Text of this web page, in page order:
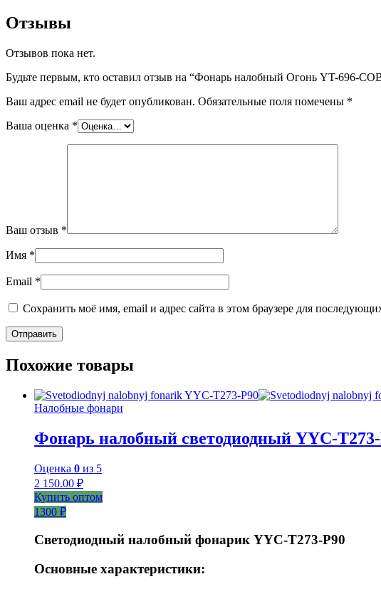
Отзывы
Отзывов пока нет.
Будьте первым, кто оставил отзыв на “Фонарь налобный Огонь YT-696-
Ваш адрес email не будет опубликован. Обязательные поля помечены *
Ваша оценка *
Ваш отзыв *
Имя *
Email *
Сохранить моё имя, email и адрес сайта в этом браузере для
Похожие товары
Налобные фонари
Фонарь налобный светодиодный YYC-
Оценка 0 из 5
2 150.00 ₽
Купить оптом
1300 ₽
Светодиодный налобный фонарик YYC-T273-P90
Основные характеристики: